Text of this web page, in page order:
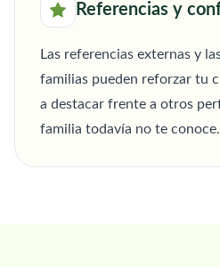
Referencias y
Las referencias externas y
familias pueden reforzar tu
a destacar frente a otros
familia todavía no te conoce.